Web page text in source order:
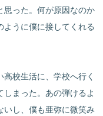
思った。何が原因なのか
ように僕に接してくれる
校生活に、学校へ行く
まった。あの弾けるよ
いし、僕も亜弥に微笑み